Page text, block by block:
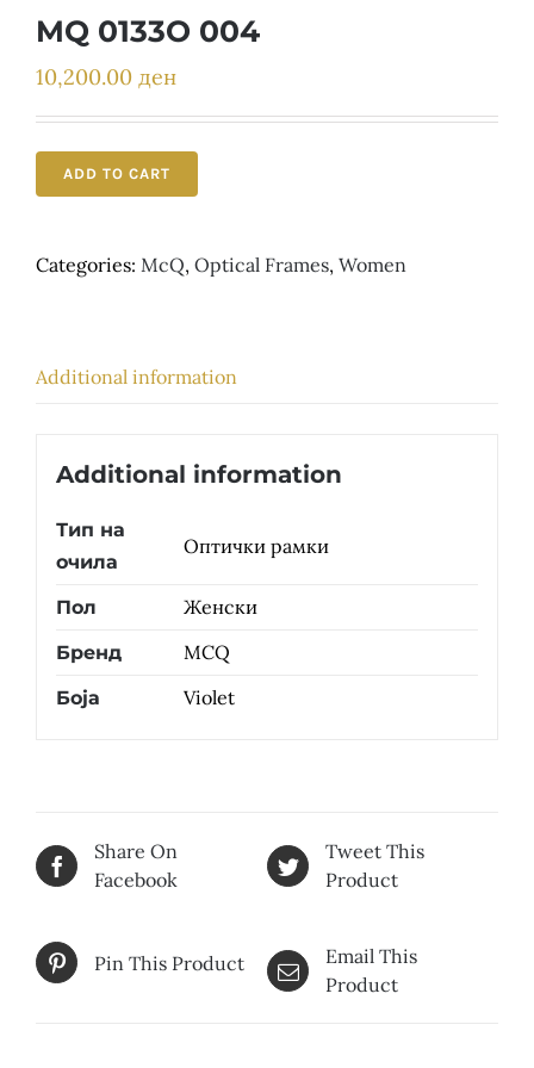
MQ 0133O 004
10,200.00 ден
ADD TO CART
Categories: McQ, Optical Frames, Women
Additional information
Additional information
Тип на
очила
Оптички рамки
Пол Женски
Бренд MCQ
Боја Violet
Share On
Facebook
Tweet This
Product
Pin This Product
Email This
Product